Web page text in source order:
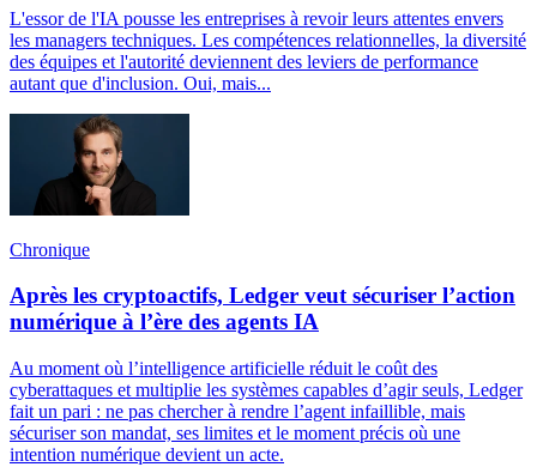
L'essor de l'IA pousse les entreprises à revoir leurs attentes envers
les managers techniques. Les compétences relationnelles, la diversité
des équipes et l'autorité deviennent des leviers de performance
autant que d'inclusion. Oui, mais...
Chronique
Après les cryptoactifs, Ledger veut sécuriser l’action
numérique à l’ère des agents IA
Au moment où l’intelligence artificielle réduit le coût des
cyberattaques et multiplie les systèmes capables d’agir seuls, Ledger
fait un pari : ne pas chercher à rendre l’agent infaillible, mais
sécuriser son mandat, ses limites et le moment précis où une
intention numérique devient un acte.